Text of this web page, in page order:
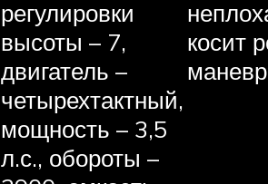
регулировки
высоты – 7,
двигатель –
четырехтактный,
мощность – 3,5
л.с., обороты –
косит